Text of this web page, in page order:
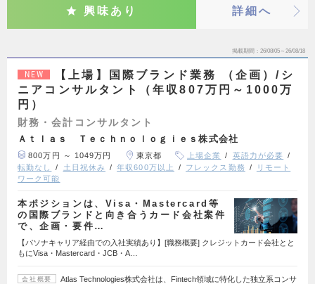
興味あり 詳細へ
掲載期間 26/08/05～26/08/18
NEW
【上場】国際ブランド業務 （企画）/シ
ニアコンサルタント（年収807万円～1000万
円）
財務・会計コンサルタント
Ａｔｌａｓ Ｔｅｃｈｎｏｌｏｇｉｅｓ株式会社
800万円 ～ 1049万円 東京都 上場企業
英語力が必要
転勤なし
土日祝休み 年収600万以上 フレックス勤務
リモート
ワーク可能
本ポジションは、Visa・Mastercard等
の国際ブランドと向き合うカード会社案件
で、企画・要件…
【パソナキャリア経由での入社実績あり】[職務概要] クレジットカード会社とと
もにVisa・Mastercard・JCB・A…
会社概要
Atlas Technologies株式会社は、Fintech領域に特化した独立系コンサ